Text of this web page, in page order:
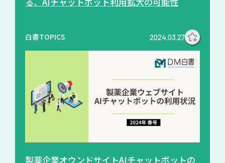
白書TOPICS 2024.03.27
製薬企業オウンドサイトAIチャットボットの